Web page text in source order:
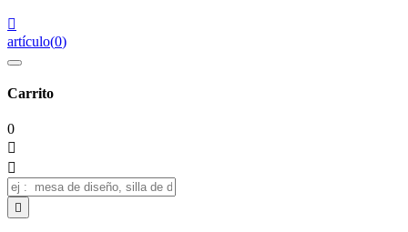

artículo(0)
Carrito
0


